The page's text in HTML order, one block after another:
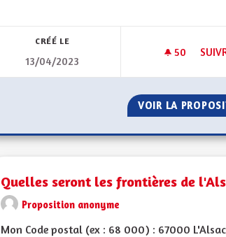
CRÉÉ LE
13/04/2023
50 50
UN
VOIR LA
Quelles seront les frontières de
Proposition anonyme
Mon Code postal (ex : 68 000) : 67000